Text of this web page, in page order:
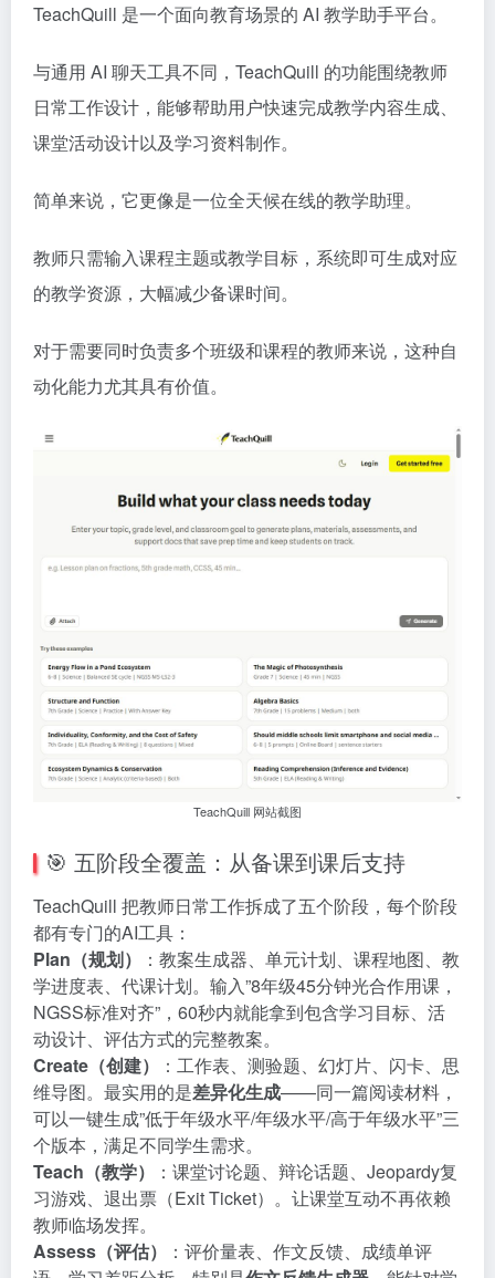
TeachQuill 是一个面向教育场景的 AI 教学助手平台。
与通用 AI 聊天工具不同，TeachQuill 的功能围绕教师
日常工作设计，能够帮助用户快速完成教学内容生成、
课堂活动设计以及学习资料制作。
简单来说，它更像是一位全天候在线的教学助理。
教师只需输入课程主题或教学目标，系统即可生成对应
的教学资源，大幅减少备课时间。
对于需要同时负责多个班级和课程的教师来说，这种自
动化能力尤其具有价值。
TeachQuill 网站截图
🎯 五阶段全覆盖：从备课到课后支持
TeachQuill 把教师日常工作拆成了五个阶段，每个阶段
都有专门的AI工具：
Plan（规划）
：教案生成器、单元计划、课程地图、教
学进度表、代课计划。输入”8年级45分钟光合作用课，
NGSS标准对齐”，60秒内就能拿到包含学习目标、活
动设计、评估方式的完整教案。
Create（创建）
：工作表、测验题、幻灯片、闪卡、思
维导图。最实用的是差异化生成——同一篇阅读材料，
可以一键生成”低于年级水平/年级水平/高于年级水平”三
个版本，满足不同学生需求。
Teach（教学）
：课堂讨论题、辩论话题、Jeopardy复
习游戏、退出票（Exit Ticket）。让课堂互动不再依赖
教师临场发挥。
Assess（评估）
：评价量表、作文反馈、成绩单评